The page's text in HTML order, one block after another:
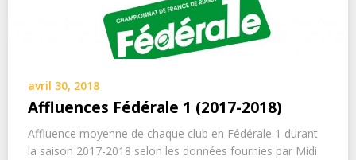
avril 30, 2018
Affluences Fédérale 1 (2017-2018)
Affluence moyenne de chaque club en Fédérale 1 durant
la saison 2017-2018 selon les données fournies par Midi